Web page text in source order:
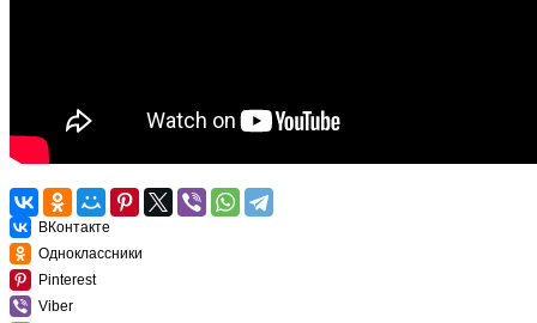
ВКонтакте
Одноклассники
Pinterest
Viber